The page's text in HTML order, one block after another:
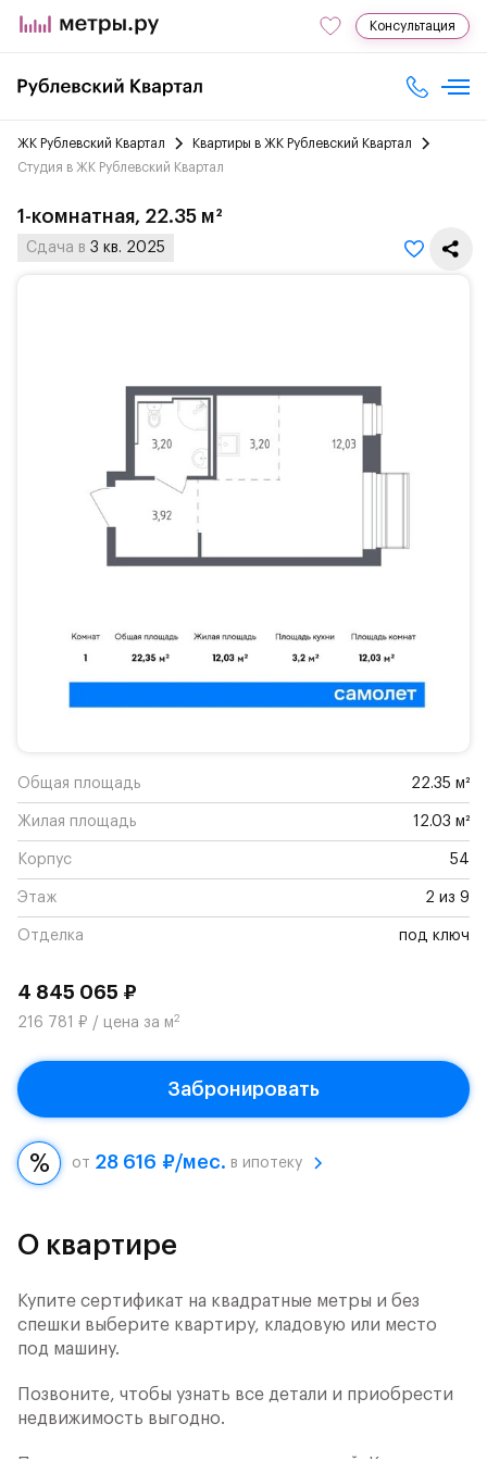
Консультация
ЖК Рублевский Квартал
Квартиры в ЖК Рублевский Квартал
Студия в ЖК Рублевский Квартал
1-комнатная, 22.35 м²
Сдача в 3 кв. 2025
Общая площадь 22.35 м²
Жилая площадь 12.03 м²
Корпус 54
Этаж 2 из 9
Отделка под ключ
4 845 065 ₽
216 781 ₽ / цена за м2
Забронировать
от 28 616 ₽/мес. в ипотеку
О квартире
Купите сертификат на квадратные метры и без
спешки выберите квартиру, кладовую или место
под машину.
Позвоните, чтобы узнать все детали и приобрести
недвижимость выгодно.